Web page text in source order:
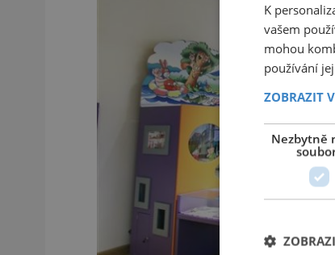
K
vašem
mohou
používání
ZOBRAZIT
Nezbytně